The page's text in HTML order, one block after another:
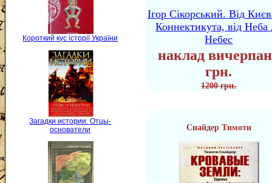
Короткий кус історії України
Загадки истории. Отцы-
основатели
Ігор Сікорський. Від
Коннектикута, від Неба
Небес
наклад
грн.
1200 грн.
Снайдер Тимоти